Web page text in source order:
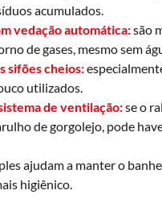
acumulados.
vedação automática:são
de gases, mesmo sem
sifões cheios:
utilizados.
de ventilação:se o
de gorgolejo, pode
ajudam a manter o
higiênico.